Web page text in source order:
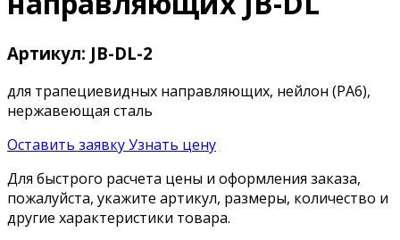
Артикул: JB-DL-2
для трапециевидных направляющих, нейлон (PA6),
нержавеющая сталь
Оставить заявкуУзнать цену
Для быстрого расчета цены и оформления заказа,
пожалуйста, укажите артикул, размеры, количество и
другие характеристики товара.